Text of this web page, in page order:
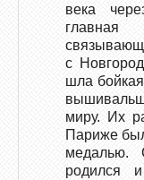
века
главная
с
шла
миру. Их
Париже
медалью.
родился